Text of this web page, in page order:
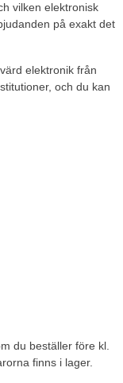
vilken elektronisk
på exakt det
elektronik från
och du kan
du beställer före kl.
finns i lager.